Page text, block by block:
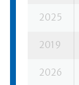
2025
2019
2026